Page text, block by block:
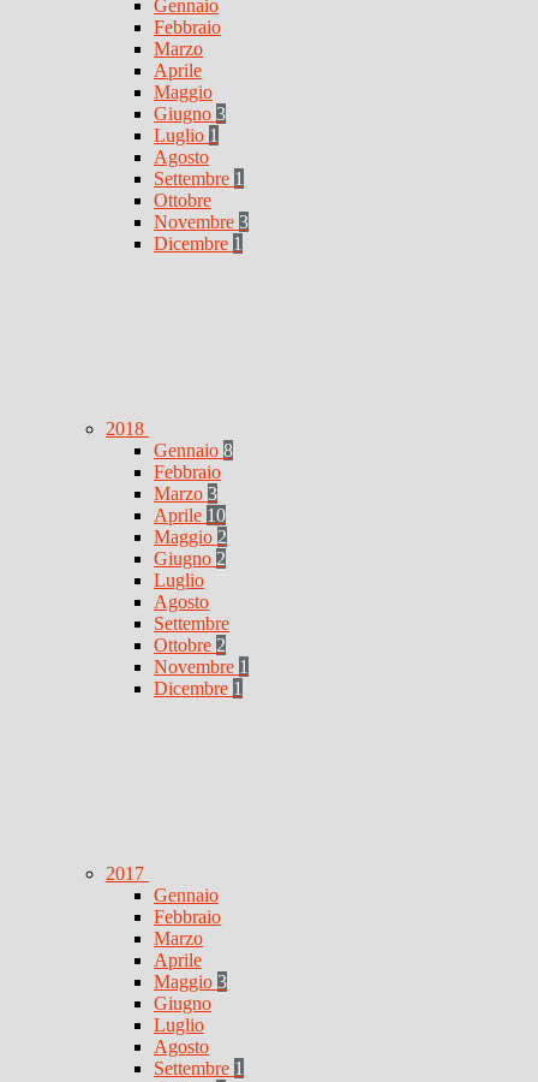
Gennaio
Febbraio
Marzo
Aprile
Maggio
Giugno 3
Luglio 1
Agosto
Settembre 1
Ottobre
Novembre 3
Dicembre 1
2018
Gennaio 8
Febbraio
Marzo 3
Aprile 10
Maggio 2
Giugno 2
Luglio
Agosto
Settembre
Ottobre 2
Novembre 1
Dicembre 1
2017
Gennaio
Febbraio
Marzo
Aprile
Maggio 3
Giugno
Luglio
Agosto
Settembre 1